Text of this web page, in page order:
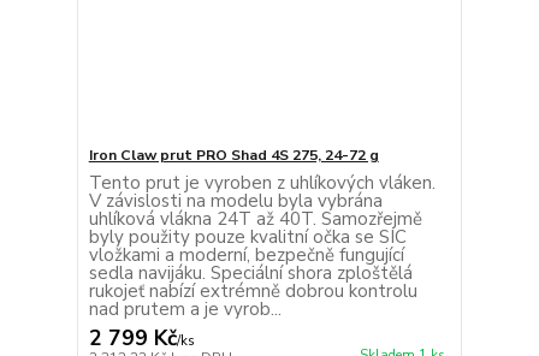
Iron Claw prut PRO Shad 4S 275, 24-72 g
Tento prut je vyroben z uhlíkových vláken.
V závislosti na modelu byla vybrána
uhlíková vlákna 24T až 40T. Samozřejmě
byly použity pouze kvalitní očka se SIC
vložkami a moderní, bezpečně fungující
sedla navijáku. Speciální shora zploštělá
rukojeť nabízí extrémně dobrou kontrolu
nad prutem a je vyrob...
2 799 Kč/ks